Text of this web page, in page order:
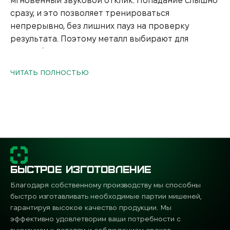
сразу, и это позволяет тренироваться
непрерывно, без лишних пауз на проверку
результата. Поэтому металл выбирают для
маркой материала и его толщиной. Чаще всего
используют два варианта стали:
Hardox 500 – износостойкая закаленная сталь,
которая выдерживает интенсивную стрельбу
и подходит для крупных калибров;
Ст3 – классический конструкционный металл
ЧИТАТЬ ПОЛНОСТЬЮ
БЫСТРОЕ ИЗГОТОВЛЕНИЕ
Благодаря собственному производству мы способны
быстро изготавливать необходимые партии мишеней,
гарантируя высокое качество продукции. Мы
эффективно удовлетворим ваши потребности с